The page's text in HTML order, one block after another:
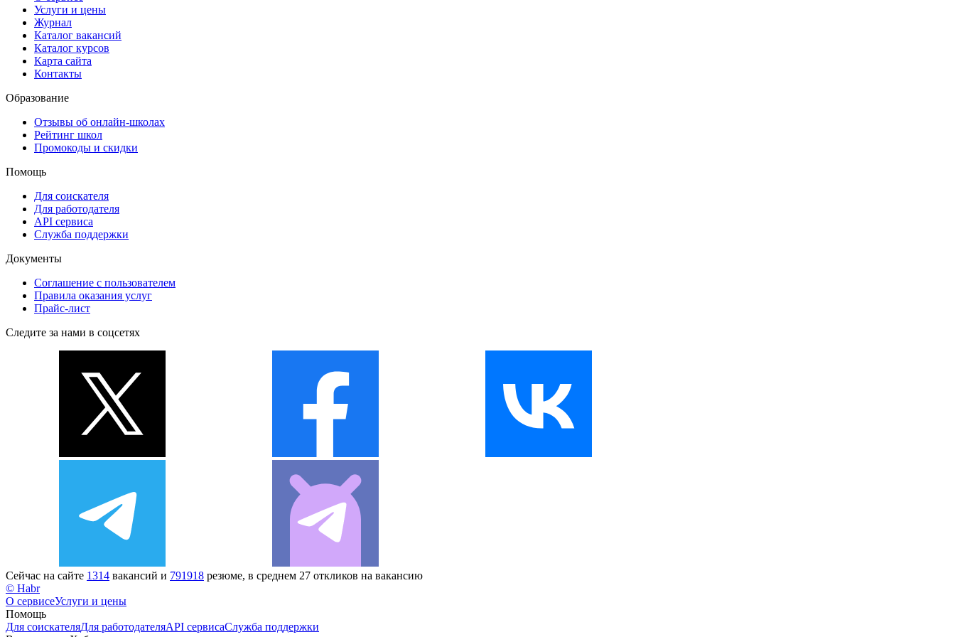
Услуги и цены
Журнал
Каталог вакансий
Каталог курсов
Карта сайта
Контакты
Образование
Отзывы об онлайн-школах
Рейтинг школ
Промокоды и скидки
Помощь
Для соискателя
Для работодателя
API сервиса
Служба поддержки
Документы
Соглашение с пользователем
Правила оказания услуг
Прайс-лист
Следите за нами в соцсетях
Сейчас на сайте 1314 вакансий и 791918 резюме, в среднем 27 откликов на вакансию
© Habr
О сервисеУслуги и цены
Помощь
Для соискателяДля работодателяAPI сервисаСлужба поддержки